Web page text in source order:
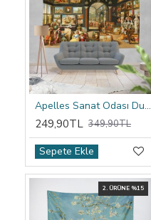
Apelles Sanat Odası Duvar Örtüsü
249,90TL 349,90TL
Sepete Ekle
2. ÜRÜNE %15